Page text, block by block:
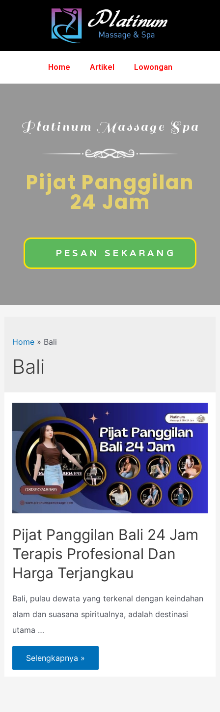
Home Artikel Lowongan
Platinum Massage Spa
Pijat Panggilan
24 Jam
PESAN SEKARANG
Home» Bali
Bali
Pijat Panggilan Bali 24 Jam
Terapis Profesional Dan
Harga Terjangkau
Bali, pulau dewata yang terkenal dengan keindahan
alam dan suasana spiritualnya, adalah destinasi
utama …
Selengkapnya »